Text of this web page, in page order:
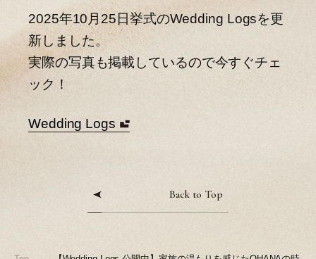
2025年10月25日挙式のWedding Logsを更
新しました。
実際の写真も掲載しているので今すぐチェ
ック！
Wedding Logs
Back to Top